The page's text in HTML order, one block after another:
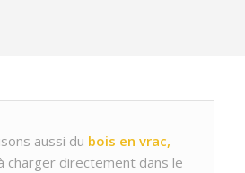
aussi du bois en vrac,
charger directement dans le